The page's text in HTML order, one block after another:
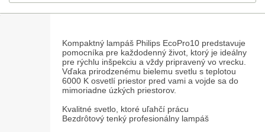
Kompaktný lampáš Philips EcoPro10 predstavuje
pomocníka pre každodenný život, ktorý je ideálny
pre rýchlu inšpekciu a vždy pripravený vo vrecku.
Vďaka prirodzenému bielemu svetlu s teplotou
6000 K osvetlí priestor pred vami a vojde sa do
mimoriadne úzkých priestorov.
Kvalitné svetlo, ktoré uľahčí prácu
Bezdrôtový tenký profesionálny lampáš